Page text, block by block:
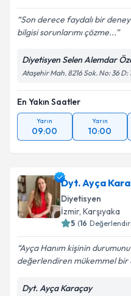
Son derece faydalı bir
bilgisi sorunlarımı çözme...
Diyetisyen Selen Alemdar
Ataşehir Mah. 8216 Sok. No: 36 D:
En Yakın Saatler
Yarın
09:00
Yarın
10:00
Dyt. Ayça
Diyetisyen
İzmir, Karşıyaka
5 (16
Ayça Hanım kişinin
değerlendiren mükemmel bir
Dyt. Ayça Karaçay